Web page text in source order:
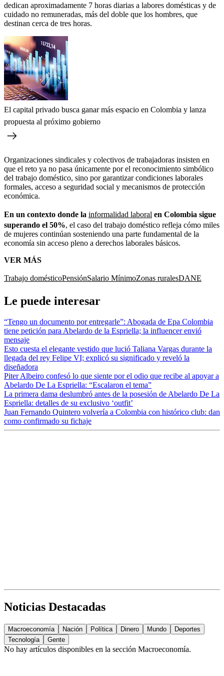
dedican aproximadamente 7 horas diarias a labores domésticas y de
cuidado no remuneradas, más del doble que los hombres, que
destinan cerca de tres horas.
El capital privado busca ganar más espacio en Colombia y lanza
propuesta al próximo gobierno
Organizaciones sindicales y colectivos de trabajadoras insisten en
que el reto ya no pasa únicamente por el reconocimiento simbólico
del trabajo doméstico, sino por garantizar condiciones laborales
formales, acceso a seguridad social y mecanismos de protección
económica.
En un contexto donde la informalidad laboral en Colombia sigue
superando el 50%, el caso del trabajo doméstico refleja cómo miles
de mujeres continúan sosteniendo una parte fundamental de la
economía sin acceso pleno a derechos laborales básicos.
VER MÁS
Trabajo domésticoPensiónSalario MínimoZonas ruralesDANE
Le puede interesar
“Tengo un documento por entregarle”: Abogada de Epa Colombia
tiene petición para Abelardo de la Espriella; la influencer envió
mensaje
Esto cuesta el elegante vestido que lució Taliana Vargas durante la
llegada del rey Felipe VI; explicó su significado y reveló la
diseñadora
Piter Albeiro confesó lo que siente por el odio que recibe al apoyar a
Abelardo De La Espriella: “Escalaron el tema”
La primera dama deslumbró antes de la posesión de Abelardo De La
Espriella: detalles de su exclusivo ‘outfit’
Juan Fernando Quintero volvería a Colombia con histórico club: dan
como confirmado su fichaje
Noticias Destacadas
Macroeconomía Nación Política Dinero Mundo
Deportes
Tecnología
Gente
No hay artículos disponibles en la sección Macroeconomía.